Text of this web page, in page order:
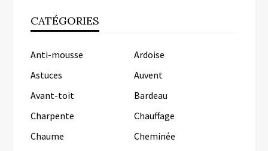
CATÉGORIES
Anti-mousse
Ardoise
Astuces
Auvent
Avant-toit
Bardeau
Charpente
Chauffage
Chaume
Cheminée